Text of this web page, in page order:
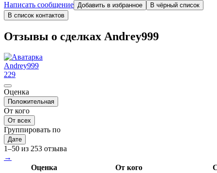
Написать сообщение Добавить в избранное
В чёрный список
В список контактов
Отзывы о сделках Andrey999
Andrey999
229
Оценка
Положительная
От кого
От всех
Группировать по
Дате
1–50 из 253 отзыва
→
Оценка
От кого